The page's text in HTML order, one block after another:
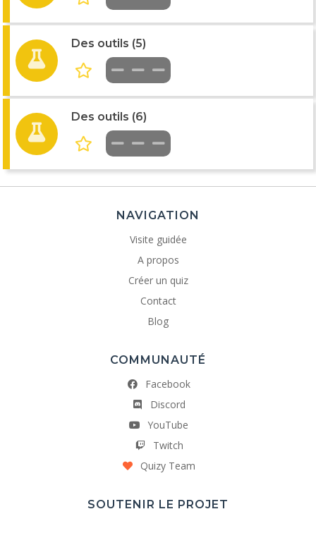
Des outils (5)
Des outils (6)
NAVIGATION
Visite guidée
A propos
Créer un quiz
Contact
Blog
COMMUNAUTÉ
Facebook
Discord
YouTube
Twitch
Quizy Team
SOUTENIR LE PROJET